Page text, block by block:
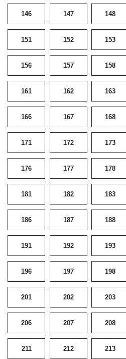
146 147 148
151 152 153
156 157 158
161 162 163
166 167 168
171 172 173
176 177 178
181 182 183
186 187 188
191 192 193
196 197 198
201 202 203
206 207 208
211 212 213